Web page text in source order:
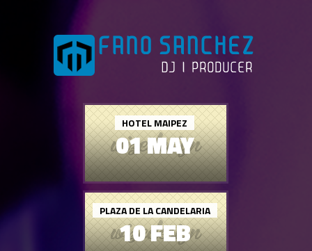
01 MAY
HOTEL MAIPEZ
10 FEB
PLAZA DE LA CANDELARIA